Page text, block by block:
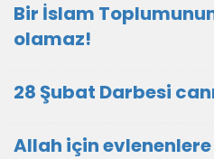
Bir İslam
olamaz!
28 Şubat Darbesi
Allah için